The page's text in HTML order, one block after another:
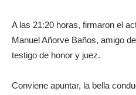
A las 21:20 horas, firmaron el
Manuel Añorve Baños, amigo
testigo de honor y juez.
Conviene apuntar, la bella